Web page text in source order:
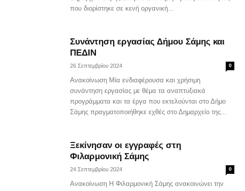
που διορίστηκε σε κενή οργανική...
Συνάντηση εργασίας Δήμου Σάμης και
ΠΕΔΙΝ
26 Σεπτεμβρίου 2024 0
Ανακοίνωση Μία ενδιαφέρουσα και χρήσιμη
συνάντηση εργασίας με θέμα τα αναπτυξιακά
προγράμματα και τα έργα που εκτελούνται στο Δήμο
Σάμης πραγματοποιήθηκε εχθές στο Δημαρχείο της...
Ξεκίνησαν οι εγγραφές στη
Φιλαρμονική Σάμης
24 Σεπτεμβρίου 2024 0
Ανακοίνωση Η Φιλαρμονική Σάμης ανακοινώνει την